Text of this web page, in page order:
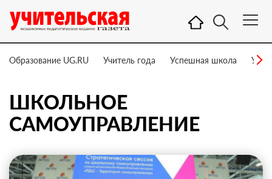
Образование UG.RU Учитель года Успешная школа
ШКОЛЬНОЕ
САМОУПРАВЛЕНИЕ